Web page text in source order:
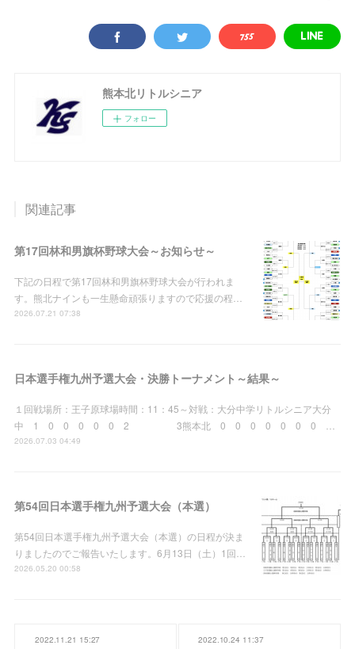
熊本北リトルシニア
フォロー
関連記事
第17回林和男旗杯野球大会～お知らせ～
下記の日程で第17回林和男旗杯野球大会が行われま
す。熊北ナインも一生懸命頑張りますので応援の程…
2026.07.21 07:38
日本選手権九州予選大会・決勝トーナメント～結果～
１回戦場所：王子原球場時間：11：45～対戦：大分中学リトルシニア大分
中 1 0 0 0 0 0 2 3熊本北 0 0 0 0 0 0 0 …
2026.07.03 04:49
第54回日本選手権九州予選大会（本選）
第54回日本選手権九州予選大会（本選）の日程が決ま
りましたのでご報告いたします。6月13日（土）1回…
2026.05.20 00:58
2022.11.21 15:27 2022.10.24 11:37